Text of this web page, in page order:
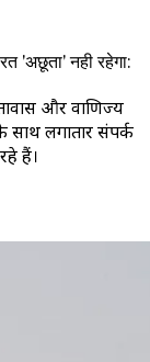
'अछूता' नही रहेगा:
और वाणिज्य
साथ लगातार संपर्क
हैं।